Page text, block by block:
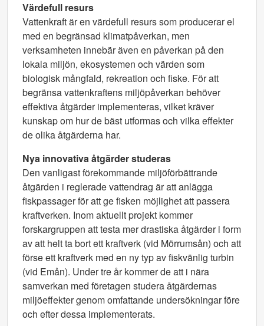
Värdefull resurs
Vattenkraft är en värdefull resurs som producerar el
med en begränsad klimatpåverkan, men
verksamheten innebär även en påverkan på den
lokala miljön, ekosystemen och värden som
biologisk mångfald, rekreation och fiske. För att
begränsa vattenkraftens miljöpåverkan behöver
effektiva åtgärder implementeras, vilket kräver
kunskap om hur de bäst utformas och vilka effekter
de olika åtgärderna har.
Nya innovativa åtgärder studeras
Den vanligast förekommande miljöförbättrande
åtgärden i reglerade vattendrag är att anlägga
fiskpassager för att ge fisken möjlighet att passera
kraftverken. Inom aktuellt projekt kommer
forskargruppen att testa mer drastiska åtgärder i form
av att helt ta bort ett kraftverk (vid Mörrumsån) och att
förse ett kraftverk med en ny typ av fiskvänlig turbin
(vid Emån). Under tre år kommer de att i nära
samverkan med företagen studera åtgärdernas
miljöeffekter genom omfattande undersökningar före
och efter dessa implementerats.